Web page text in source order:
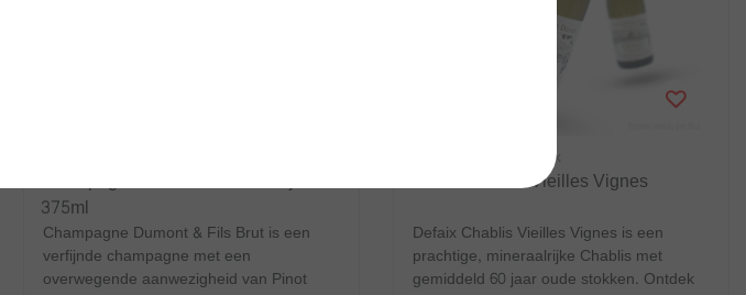
Champagne Dumont & Fils Halfje
375ml
Champagne Dumont & Fils Brut is een
verfijnde champagne met een
overwegende aanwezigheid van Pinot
Daniel-Etienne Defaix
Chablis Defaix Vieilles Vignes
Defaix Chablis Vieilles Vignes is een
prachtige, mineraalrijke Chablis met
gemiddeld 60 jaar oude stokken. Ontdek